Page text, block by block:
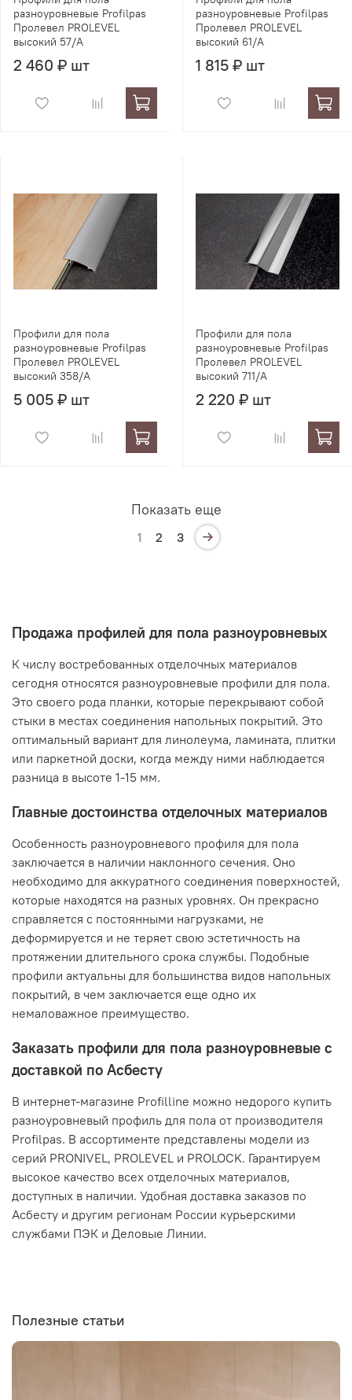
разноуровневые Profilpas
Пролевел PROLEVEL
высокий 57/A
2 460 ₽ шт
разноуровневые Profilpas
Пролевел PROLEVEL
высокий 61/A
1 815 ₽ шт
Профили для пола
разноуровневые Profilpas
Пролевел PROLEVEL
высокий 358/A
5 005 ₽ шт
Профили для пола
разноуровневые Profilpas
Пролевел PROLEVEL
высокий 711/A
2 220 ₽ шт
Показать еще
1 2 3
Продажа профилей для пола разноуровневых
К числу востребованных отделочных материалов
сегодня относятся разноуровневые профили для пола.
Это своего рода планки, которые перекрывают собой
стыки в местах соединения напольных покрытий. Это
оптимальный вариант для линолеума, ламината, плитки
или паркетной доски, когда между ними наблюдается
разница в высоте 1-15 мм.
Главные достоинства отделочных материалов
Особенность разноуровневого профиля для пола
заключается в наличии наклонного сечения. Оно
необходимо для аккуратного соединения поверхностей,
которые находятся на разных уровнях. Он прекрасно
справляется с постоянными нагрузками, не
деформируется и не теряет свою эстетичность на
протяжении длительного срока службы. Подобные
профили актуальны для большинства видов напольных
покрытий, в чем заключается еще одно их
немаловажное преимущество.
Заказать профили для пола разноуровневые с
доставкой по Асбесту
В интернет-магазине Profilline можно недорого купить
разноуровневый профиль для пола от производителя
Profilpas. В ассортименте представлены модели из
серий PRONIVEL, PROLEVEL и PROLOCK. Гарантируем
высокое качество всех отделочных материалов,
доступных в наличии. Удобная доставка заказов по
Асбесту и другим регионам России курьерскими
службами ПЭК и Деловые Линии.
Полезные статьи